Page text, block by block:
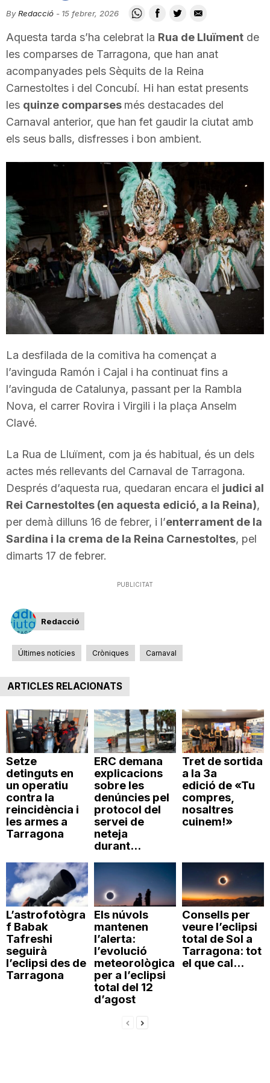
i
u
t
a
d
e
T
a
r
g
n
By Redacció - 15 febrer, 2026
Aquesta tarda s’ha celebrat la Rua de Lluïment de
les comparses de Tarragona, que han anat
acompanyades pels Sèquits de la Reina
Carnestoltes i del Concubí. Hi han estat presents
les quinze comparses més destacades del
Carnaval anterior, que han fet gaudir la ciutat amb
els seus balls, disfresses i bon ambient.
La desfilada de la comitiva ha començat a
l’avinguda Ramón i Cajal i ha continuat fins a
l’avinguda de Catalunya, passant per la Rambla
Nova, el carrer Rovira i Virgili i la plaça Anselm
Clavé.
La Rua de Lluïment, com ja és habitual, és un dels
actes més rellevants del Carnaval de Tarragona.
Després d’aquesta rua, quedaran encara el judici al
Rei Carnestoltes (en aquesta edició, a la Reina),
per demà dilluns 16 de febrer, i l’enterrament de la
Sardina i la crema de la Reina Carnestoltes, pel
dimarts 17 de febrer.
PUBLICITAT
Redacció
Últimes notícies Cròniques Carnaval
ARTICLES RELACIONATS
Setze
detinguts en
un operatiu
contra la
reincidència i
les armes a
Tarragona
ERC demana
explicacions
sobre les
denúncies pel
protocol del
servei de
neteja
durant...
Tret de sortida
a la 3a
edició de «Tu
compres,
nosaltres
cuinem!»
L’astrofotògra
f Babak
Tafreshi
seguirà
l’eclipsi des de
Tarragona
Els núvols
mantenen
l’alerta:
l’evolució
meteorològica
per a l’eclipsi
total del 12
d’agost
Consells per
veure l’eclipsi
total de Sol a
Tarragona: tot
el que cal...